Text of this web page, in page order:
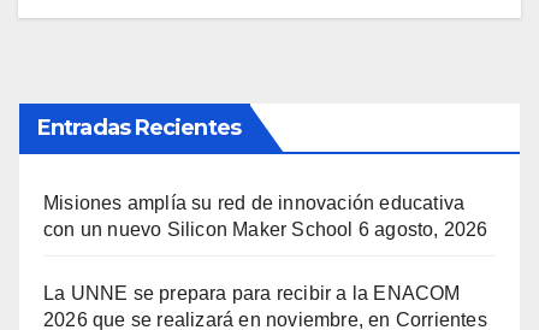
Entradas Recientes
Misiones amplía su red de innovación educativa
con un nuevo Silicon Maker School 6 agosto, 2026
La UNNE se prepara para recibir a la ENACOM
2026 que se realizará en noviembre, en Corrientes